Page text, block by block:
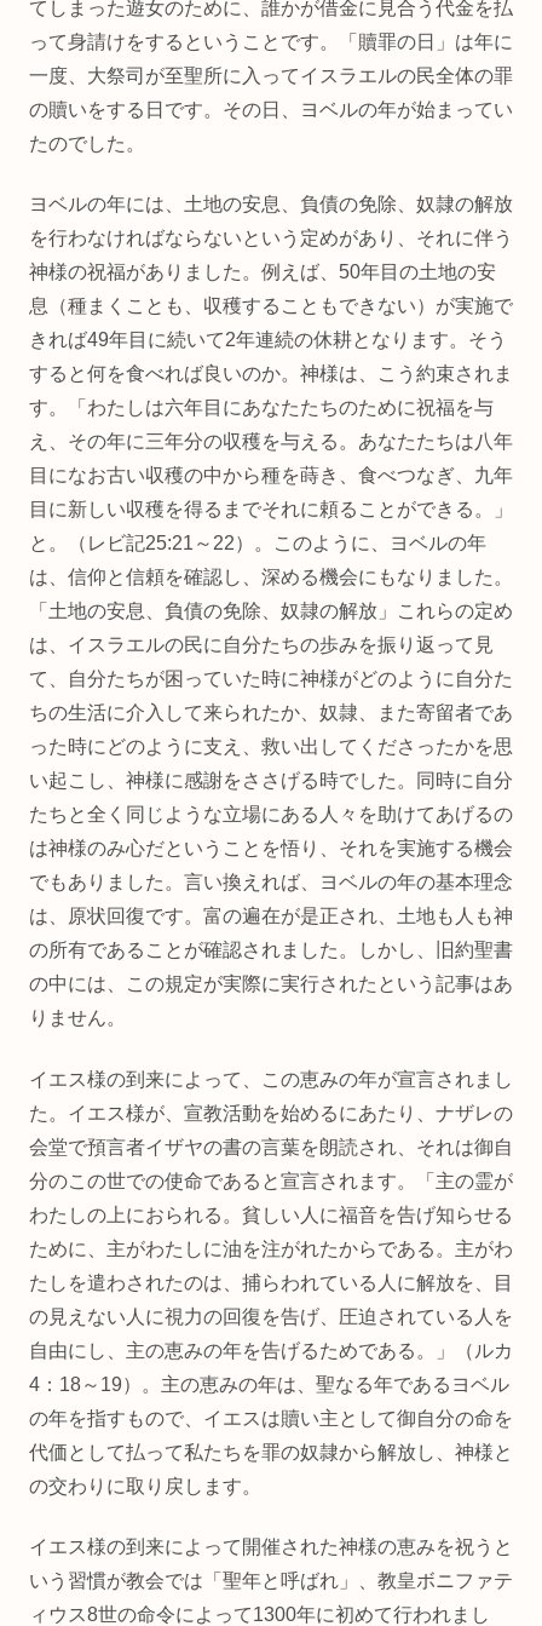
てしまった遊女のために、誰かが借金に見合う代金を払
って身請けをするということです。「贖罪の日」は年に
一度、大祭司が至聖所に入ってイスラエルの民全体の罪
の贖いをする日です。その日、ヨベルの年が始まってい
たのでした。
ヨベルの年には、土地の安息、負債の免除、奴隷の解放
を行わなければならないという定めがあり、それに伴う
神様の祝福がありました。例えば、50年目の土地の安
息（種まくことも、収穫することもできない）が実施で
きれば49年目に続いて2年連続の休耕となります。そう
すると何を食べれば良いのか。神様は、こう約束されま
す。「わたしは六年目にあなたたちのために祝福を与
え、その年に三年分の収穫を与える。あなたたちは八年
目になお古い収穫の中から種を蒔き、食べつなぎ、九年
目に新しい収穫を得るまでそれに頼ることができる。」
と。（レビ記25:21～22）。このように、ヨベルの年
は、信仰と信頼を確認し、深める機会にもなりました。
「土地の安息、負債の免除、奴隷の解放」これらの定め
は、イスラエルの民に自分たちの歩みを振り返って見
て、自分たちが困っていた時に神様がどのように自分た
ちの生活に介入して来られたか、奴隷、また寄留者であ
った時にどのように支え、救い出してくださったかを思
い起こし、神様に感謝をささげる時でした。同時に自分
たちと全く同じような立場にある人々を助けてあげるの
は神様のみ心だということを悟り、それを実施する機会
でもありました。言い換えれば、ヨベルの年の基本理念
は、原状回復です。富の遍在が是正され、土地も人も神
の所有であることが確認されました。しかし、旧約聖書
の中には、この規定が実際に実行されたという記事はあ
りません。
イエス様の到来によって、この恵みの年が宣言されまし
た。イエス様が、宣教活動を始めるにあたり、ナザレの
会堂で預言者イザヤの書の言葉を朗読され、それは御自
分のこの世での使命であると宣言されます。「主の霊が
わたしの上におられる。貧しい人に福音を告げ知らせる
ために、主がわたしに油を注がれたからである。主がわ
たしを遣わされたのは、捕らわれている人に解放を、目
の見えない人に視力の回復を告げ、圧迫されている人を
自由にし、主の恵みの年を告げるためである。」（ルカ
4：18～19）。主の恵みの年は、聖なる年であるヨベル
の年を指すもので、イエスは贖い主として御自分の命を
代価として払って私たちを罪の奴隷から解放し、神様と
の交わりに取り戻します。
イエス様の到来によって開催された神様の恵みを祝うと
いう習慣が教会では「聖年と呼ばれ」、教皇ボニファテ
ィウス8世の命令によって1300年に初めて行われまし